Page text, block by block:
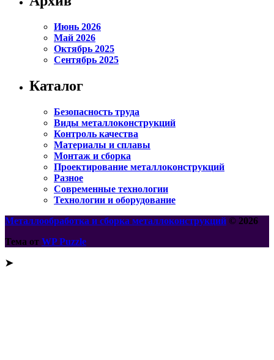
Июнь 2026
Май 2026
Октябрь 2025
Сентябрь 2025
Каталог
Безопасность труда
Виды металлоконструкций
Контроль качества
Материалы и сплавы
Монтаж и сборка
Проектирование металлоконструкций
Разное
Современные технологии
Технологии и оборудование
Металлообработка и сборка металлоконструкций © 2026
Тема от WP Puzzle
➤